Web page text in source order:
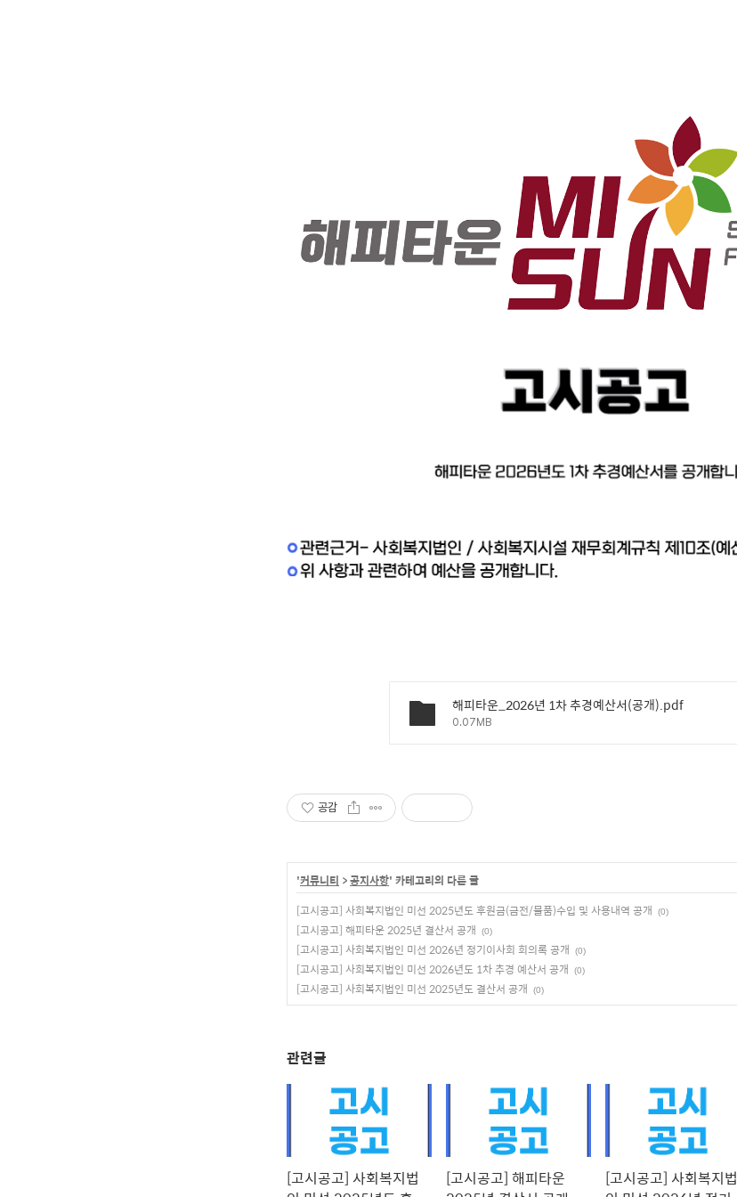
해피타운_2026년 1차 추경예산서(공개).pdf
0.07MB
공감
'커뮤니티 >공지사항' 카테고리의 다른 글
[고시공고] 사회복지법인 미선 2025년도 후원금(금전/물품)수입 및 사용내역 공개
(0)
[고시공고] 해피타운 2025년 결산서 공개 (0)
[고시공고] 사회복지법인 미선 2026년 정기이사회 회의록 공개 (0)
[고시공고] 사회복지법인 미선 2026년도 1차 추경 예산서 공개 (0)
[고시공고] 사회복지법인 미선 2025년도 결산서 공개 (0)
관련글
[고시공고] 사회복지법
[고시공고] 해피타운
[고시공고] 사회복지법